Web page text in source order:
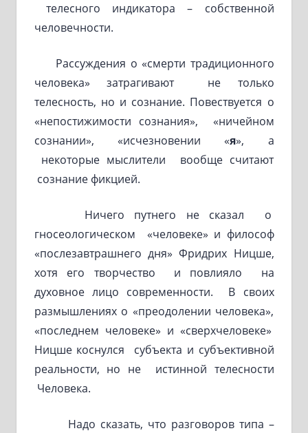
телесного индикатора – собственной
человечности.
Рассуждения о «смерти традиционного
человека» затрагивают не только
телесность, но и сознание. Повествуется о
«непостижимости сознания», «ничейном
сознании», «исчезновении «я», а
некоторые мыслители вообще считают
сознание фикцией.
Ничего путнего не сказал о
гносеологическом «человеке» и философ
«послезавтрашнего дня» Фридрих Ницше,
хотя его творчество и повлияло на
духовное лицо современности. В своих
размышлениях о «преодолении человека»,
«последнем человеке» и «сверхчеловеке»
Ницше коснулся субъекта и субъективной
реальности, но не истинной телесности
Человека.
Надо сказать, что разговоров типа –